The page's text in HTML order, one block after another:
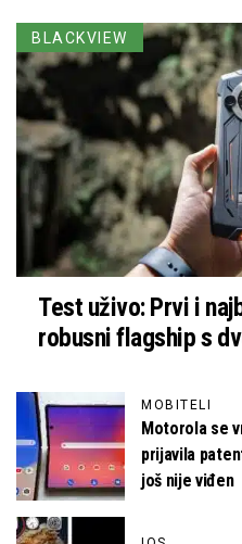
BLACKVIEW
Test uživo: Prvi i
robusni flagship s
MOBITELI
Motorola se
prijavila
još nije viđen